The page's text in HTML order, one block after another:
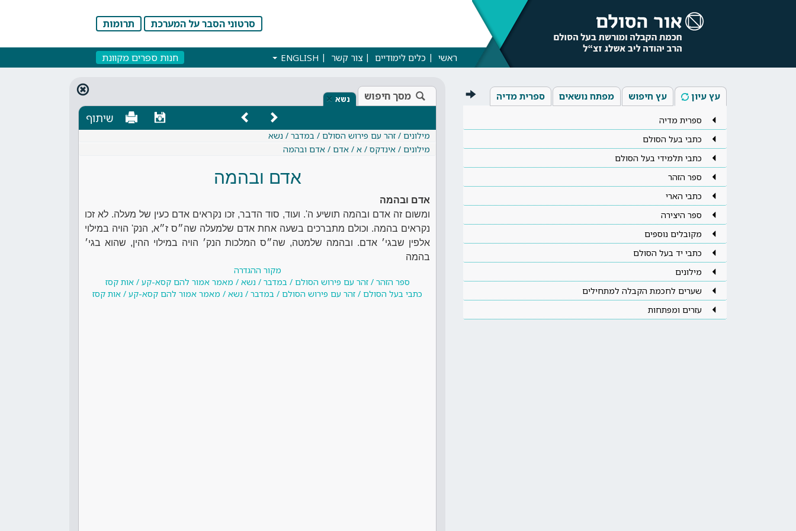
סרטוני הסבר על המערכת תרומות
ראשי כלים לימודיים צור קשר ENGLISH חנות ספרים מקוונת
עץ עיון עץ חיפוש מפתח נושאים ספרית מדיה
ספרית מדיה
כתבי בעל הסולם
כתבי תלמידי בעל הסולם
ספר הזהר
כתבי הארי
ספר היצירה
מקובלים נוספים
כתבי יד בעל הסולם
מילונים
שערים לחכמת הקבלה למתחילים
עזרים ומפתחות
מסך חיפוש נשא ×
שיתוף
מילונים / זהר עם פירוש הסולם / במדבר / נשא
מילונים / אינדקס / א / אדם / אדם ובהמה
אדם ובהמה
אדם ובהמה
ומשום זה אדם ובהמה תושיע ה'. ועוד, סוד הדבר, זכו נקראים אדם כעין של מעלה. לא זכו
נקראים בהמה. וכולם מתברכים בשעה אחת אדם שלמעלה שה״ס ז״א, הנק' הויה במילוי
אלפין שבגי׳ אדם. ובהמה שלמטה, שה״ס המלכות הנק׳ הויה במילוי ההין, שהוא בגי׳
בהמה
מקור ההגדרה
ספר הזהר / זהר עם פירוש הסולם / במדבר / נשא / מאמר אמור להם קסא-קע / אות קסז
כתבי בעל הסולם / זהר עם פירוש הסולם / במדבר / נשא / מאמר אמור להם קסא-קע / אות קסז